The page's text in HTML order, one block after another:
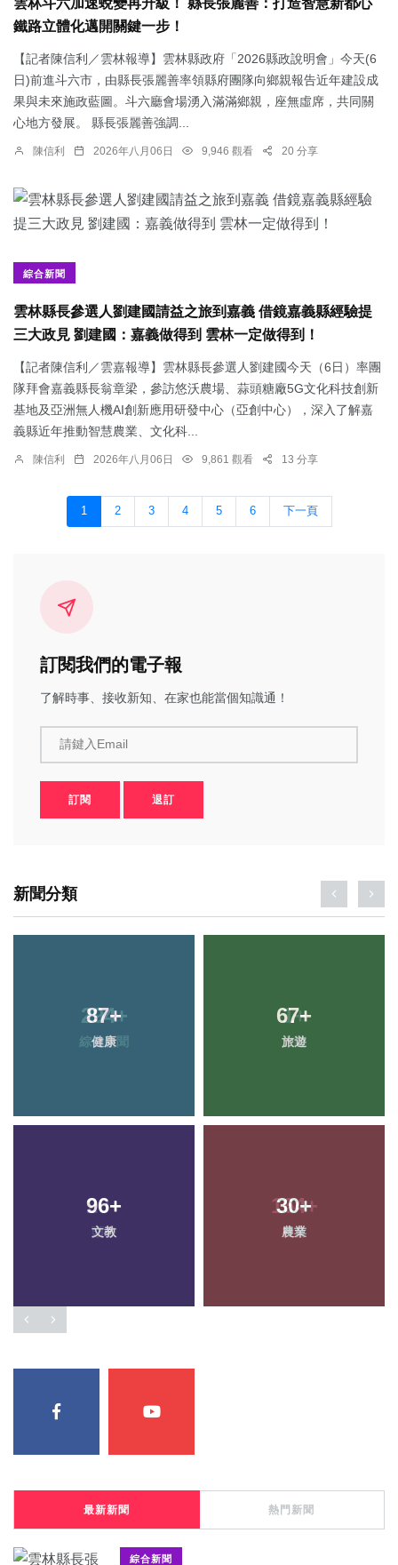
雲林斗六加速蛻變再升級！ 縣長張麗善：打造智慧新都心
鐵路立體化邁開關鍵一步！
【記者陳信利／雲林報導】雲林縣政府「2026縣政說明會」今天(6
日)前進斗六市，由縣長張麗善率領縣府團隊向鄉親報告近年建設成
果與未來施政藍圖。斗六廳會場湧入滿滿鄉親，座無虛席，共同關
心地方發展。 縣長張麗善強調...
陳信利 2026年八月06日 9,946 觀看 20 分享
綜合新聞
雲林縣長參選人劉建國請益之旅到嘉義 借鏡嘉義縣經驗提
三大政見 劉建國：嘉義做得到 雲林一定做得到！
【記者陳信利／雲嘉報導】雲林縣長參選人劉建國今天（6日）率團
隊拜會嘉義縣長翁章梁，參訪悠沃農場、蒜頭糖廠5G文化科技創新
基地及亞洲無人機AI創新應用研發中心（亞創中心），深入了解嘉
義縣近年推動智慧農業、文化科...
陳信利 2026年八月06日 9,861 觀看 13 分享
1 2 3 4 5 6 下一頁
訂閱我們的電子報
了解時事、接收新知、在家也能當個知識通！
請鍵入Email
訂閱 退訂
新聞分類
87+
健康
67+
旅遊
96+
文教
30+
農業
最新新聞 熱門新聞
綜合新聞